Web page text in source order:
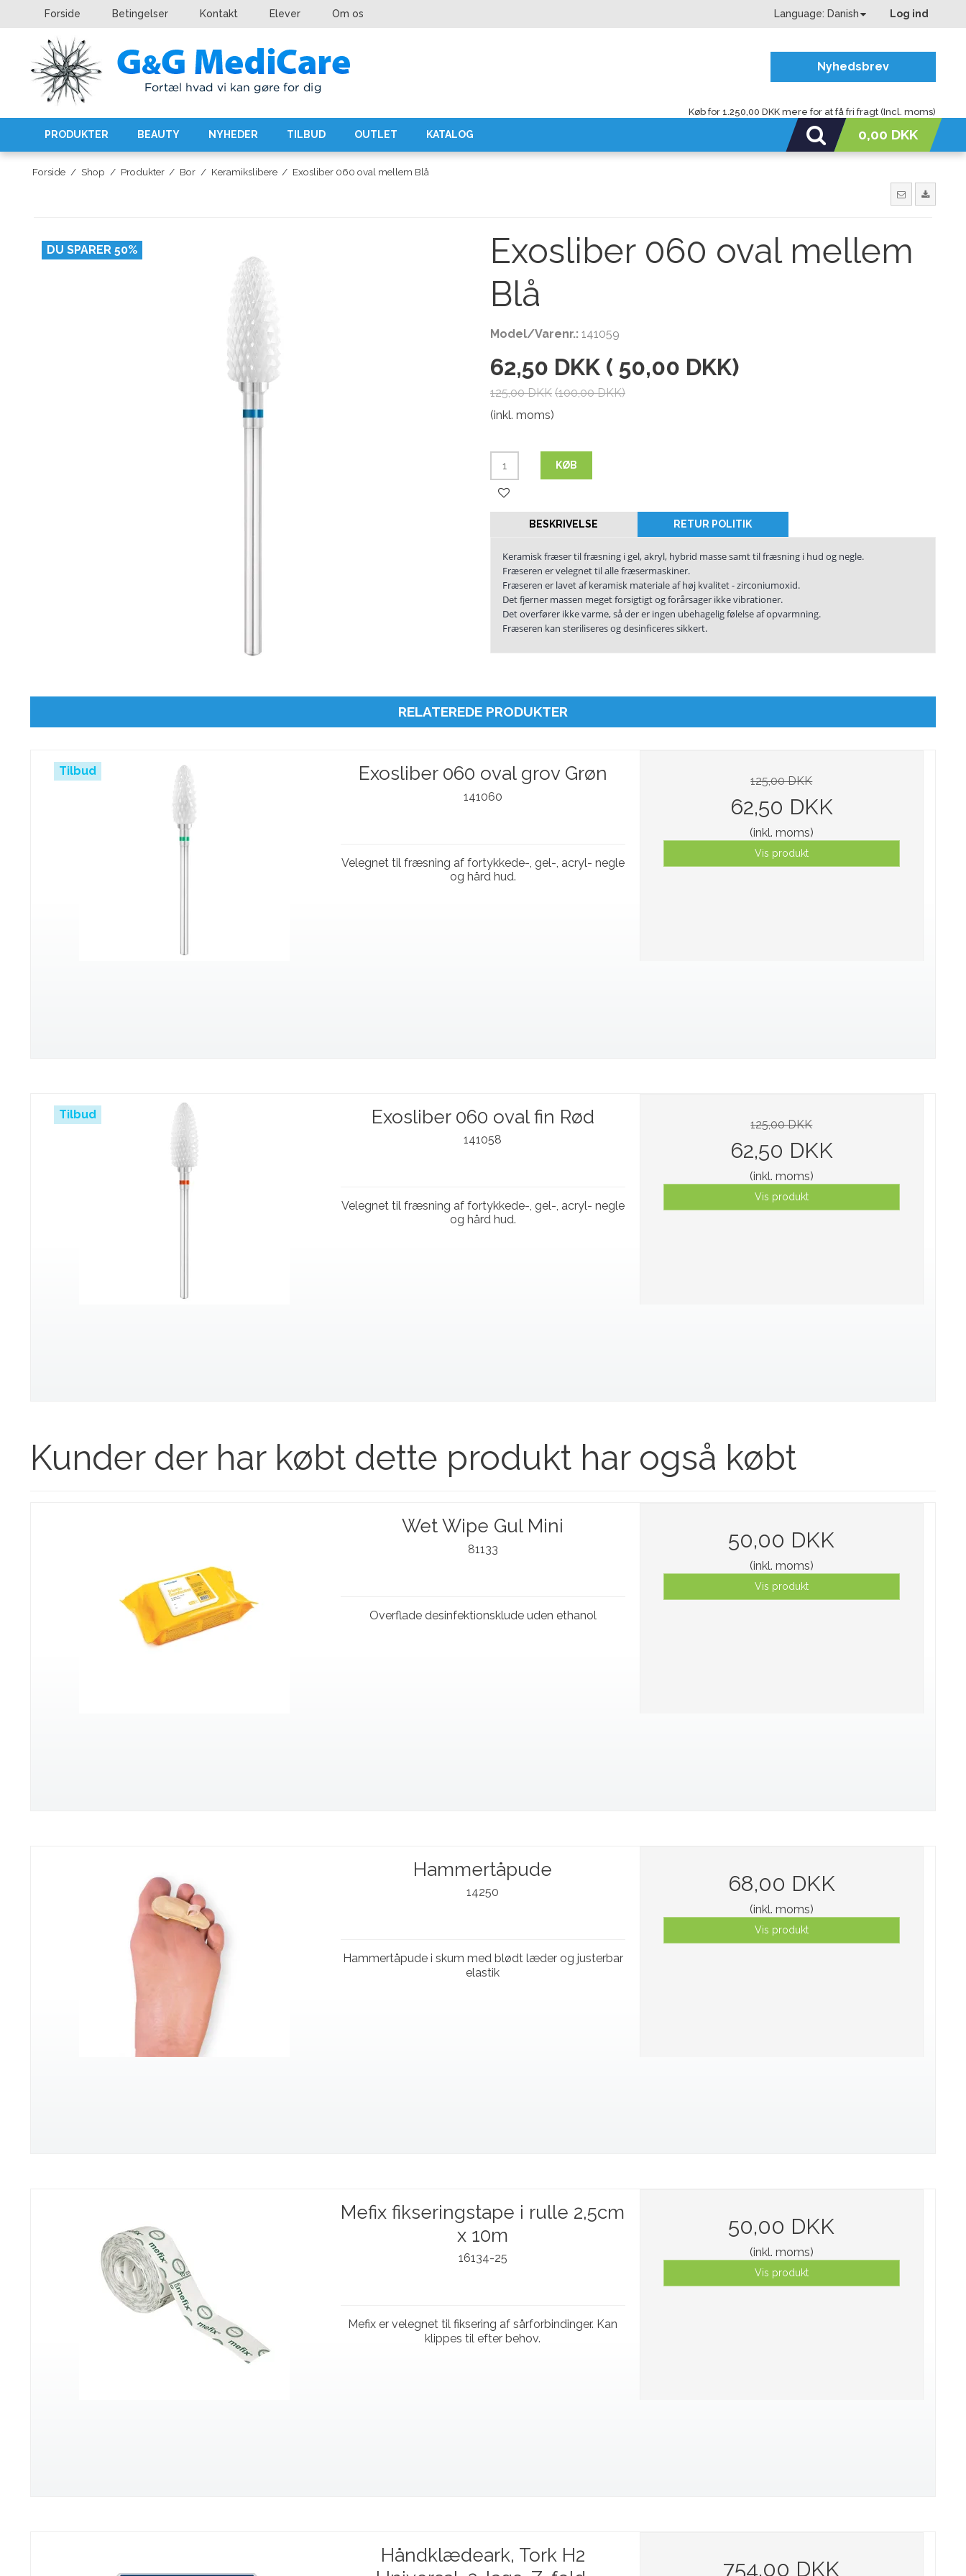
Forside Betingelser Kontakt Elever Om os Language: Danish Log ind
Nyhedsbrev
Køb for 1.250,00 DKK mere for at få fri fragt (Incl. moms)
PRODUKTER BEAUTY NYHEDER TILBUD OUTLET KATALOG 0,00 DKK
Forside / Shop / Produkter / Bor / Keramikslibere / Exosliber 060 oval mellem Blå
Exosliber 060 oval mellem
Blå
DU SPARER 50%
Model/Varenr.: 141059
62,50 DKK ( 50,00 DKK)
125,00 DKK (100,00 DKK)
(inkl. moms)
KØB
BESKRIVELSE RETUR POLITIK
Keramisk fræser til fræsning i gel, akryl, hybrid masse samt til fræsning i hud og negle.
Fræseren er velegnet til alle fræsermaskiner.
Fræseren er lavet af keramisk materiale af høj kvalitet - zirconiumoxid.
Det fjerner massen meget forsigtigt og forårsager ikke vibrationer.
Det overfører ikke varme, så der er ingen ubehagelig følelse af opvarmning.
Fræseren kan steriliseres og desinficeres sikkert.
RELATEREDE PRODUKTER
Tilbud Exosliber 060 oval grov Grøn
141060
Velegnet til fræsning af fortykkede-, gel-, acryl- negle
og hård hud.
125,00 DKK
62,50 DKK
(inkl. moms)
Vis produkt
Tilbud Exosliber 060 oval fin Rød
141058
Velegnet til fræsning af fortykkede-, gel-, acryl- negle
og hård hud.
125,00 DKK
62,50 DKK
(inkl. moms)
Vis produkt
Kunder der har købt dette produkt har også købt
Wet Wipe Gul Mini
81133
Overflade desinfektionsklude uden ethanol
50,00 DKK
(inkl. moms)
Vis produkt
Hammertåpude
14250
Hammertåpude i skum med blødt læder og justerbar
elastik
68,00 DKK
(inkl. moms)
Vis produkt
Mefix fikseringstape i rulle 2,5cm
x 10m
16134-25
Mefix er velegnet til fiksering af sårforbindinger. Kan
klippes til efter behov.
50,00 DKK
(inkl. moms)
Vis produkt
Håndklædeark, Tork H2
754,00 DKK